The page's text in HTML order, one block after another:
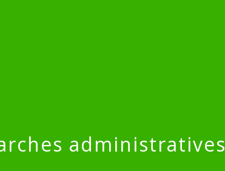
administratives